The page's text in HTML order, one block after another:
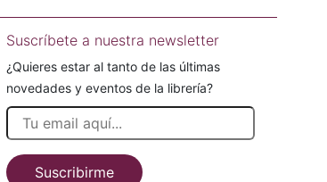
Suscríbete a nuestra newsletter
¿Quieres estar al tanto de las últimas
novedades y eventos de la librería?
Suscribirme